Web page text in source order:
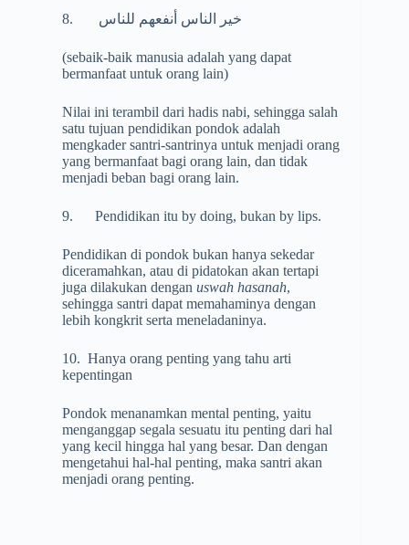
8. خير الناس أنفعهم للناس
(sebaik-baik manusia adalah yang dapat
bermanfaat untuk orang lain(
Nilai ini terambil dari hadis nabi, sehingga salah
satu tujuan pendidikan pondok adalah
mengkader santri-santrinya untuk menjadi orang
yang bermanfaat bagi orang lain, dan tidak
menjadi beban bagi orang lain.
9. Pendidikan itu by doing, bukan by lips.
Pendidikan di pondok bukan hanya sekedar
diceramahkan, atau di pidatokan akan tertapi
juga dilakukan dengan uswah hasanah,
sehingga santri dapat memahaminya dengan
lebih kongkrit serta meneladaninya.
10. Hanya orang penting yang tahu arti
kepentingan
Pondok menanamkan mental penting, yaitu
menganggap segala sesuatu itu penting dari hal
yang kecil hingga hal yang besar. Dan dengan
mengetahui hal-hal penting, maka santri akan
menjadi orang penting.